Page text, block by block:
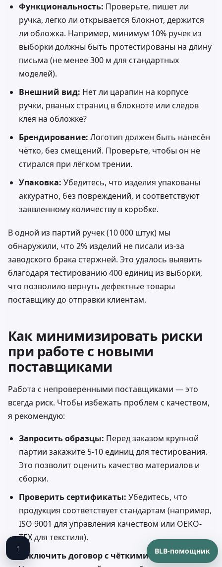
Функциональность: Проверьте, пишет ли
ручка, легко ли открывается блокнот, держится
ли обложка. Например, минимум 10% ручек из
выборки должны быть протестированы на длину
письма (не менее 300 м для стандартных
моделей).
Внешний вид: Нет ли царапин на корпусе
ручки, рваных страниц в блокноте или следов
клея на обложке?
Брендирование: Логотип должен быть нанесён
чётко, без смещений. Проверьте, чтобы он не
стирался при лёгком трении.
Упаковка: Убедитесь, что изделия упакованы
аккуратно, без повреждений, и соответствуют
заявленному количеству в коробке.
В одной из партий ручек (10 000 штук) мы
обнаружили, что 2% изделий не писали из-за
заводского брака стержней. Это удалось выявить
благодаря тестированию 400 единиц из выборки,
что позволило вернуть дефектные товары
поставщику до отправки клиентам.
Как минимизировать риски
при работе с новыми
поставщиками
Работа с непроверенными поставщиками — это
всегда риск. Чтобы избежать проблем с качеством,
я рекомендую:
Запросить образцы: Перед заказом крупной
партии закажите 5-10 единиц для тестирования.
Это позволит оценить качество материалов и
сборки.
Проверить сертификаты: Убедитесь, что
продукция соответствует стандартам (например,
ISO 9001 для управления качеством или OEKO-
TEX для текстиля).
Заключить договор с чёткими условиями:
↑ BLB-помощник